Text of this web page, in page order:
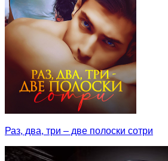
Раз, два, три – две полоски сотри